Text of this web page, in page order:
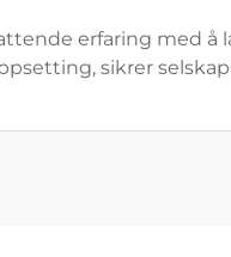
erfaring med å
sikrer